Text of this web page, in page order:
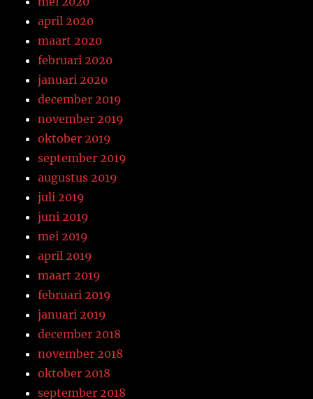
april 2020
maart 2020
februari 2020
januari 2020
december 2019
november 2019
oktober 2019
september 2019
augustus 2019
juli 2019
juni 2019
mei 2019
april 2019
maart 2019
februari 2019
januari 2019
december 2018
november 2018
oktober 2018
september 2018